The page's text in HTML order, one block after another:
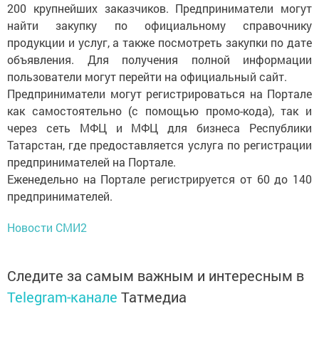
200 крупнейших заказчиков. Предприниматели могут
найти закупку по официальному справочнику
продукции и услуг, а также посмотреть закупки по дате
объявления. Для получения полной информации
пользователи могут перейти на официальный сайт.
Предприниматели могут регистрироваться на Портале
как самостоятельно (с помощью промо-кода), так и
через сеть МФЦ и МФЦ для бизнеса Республики
Татарстан, где предоставляется услуга по регистрации
предпринимателей на Портале.
Еженедельно на Портале регистрируется от 60 до 140
предпринимателей.
Новости СМИ2
Следите за самым важным и интересным в
Telegram-канале Татмедиа